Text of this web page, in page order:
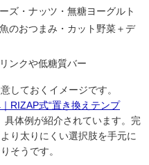
・ナッツ・無糖ヨーグルト
おつまみ・カット野菜＋デ
クや低糖質バー
しておくイメージです。
RIZAP式“置き換えテンプ
具体例が紹介されています。完
り太りにくい選択肢を手元に
そうです。